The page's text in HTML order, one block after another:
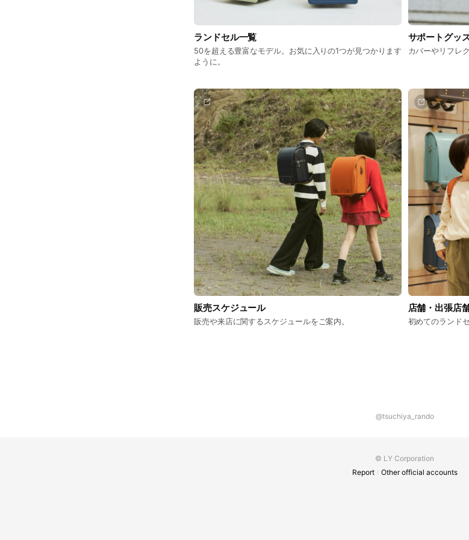
ランドセル一覧
50を超える豊富なモデル。お気に入りの1つが見つかります
ように。
サポートグッ
カバーやリフレ
販売スケジュール
販売や来店に関するスケジュールをご案内。
店舗・出張店
初めてのランド
@tsuchiya_rando
© LY Corporation
Report
Other official accounts